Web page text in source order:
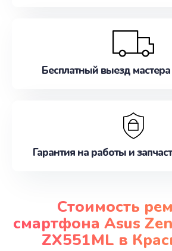
Бесплатный выезд мастера
Гарантия на работы и
Стоимость
смартфона Asus
ZX551ML в